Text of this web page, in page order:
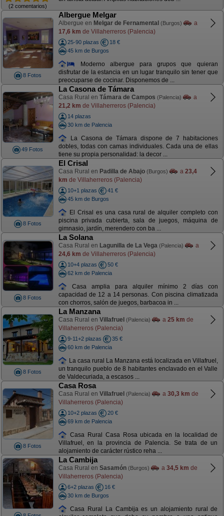
(2 comentarios)
8 Fotos
Albergue Melgar
Albergue en Melgar de Fernamental (Burgos)
a
17,6 km de Villaherreros (Palencia)
25-90 plazas
18 €
45 km de Burgos
Moderno albergue para grupos que quieran
disfrutar de la estancia en un lugar tranquilo sin tener que
preocuparse de cocinar. Disponemos de ...
49 Fotos
La Casona de Támara
Casa Rural en Támara de Campos (Palencia)
a
21,2 km de Villaherreros (Palencia)
14 plazas
30 km de Palencia
La Casona de Támara dispone de 7 habitaciones
dobles, todas con camas individuales. Cada una de ellas
tiene su propia personalidad: la decor ...
8 Fotos
El Crisal
Casa Rural en Padilla de Abajo (Burgos) a 23,4
km de Villaherreros (Palencia)
10+1 plazas
41 €
45 km de Burgos
El Crisal es una casa rural de alquiler completo con
piscina privada cubierta, sala de juegos, máquina de
gimnasio, jardín, merendero con ba ...
8 Fotos
La Solana
Casa Rural en Lagunilla de La Vega (Palencia)
a
24,6 km de Villaherreros (Palencia)
10+4 plazas
50 €
62 km de Palencia
Casa amplia para alquiler mínimo 2 días con
capacidad de 12 a 14 personas. Con piscina climatizada
con chorros, salón de juegos, barbacoa in ...
8 Fotos
La Manzana
Casa Rural en Villafruel (Palencia) a 25 km de
Villaherreros (Palencia)
9-11+2 plazas
35 €
60 km de Palencia
La casa rural La Manzana está localizada en Villafruel,
un tranquilo pueblo de 8 habitantes enclavado en el Valle
de Valdecuriada, a escasos ...
8 Fotos
Casa Rosa
Casa Rural en Villafruel (Palencia) a 30,3 km de
Villaherreros (Palencia)
10+2 plazas
20 €
69 km de Palencia
Casa Rural Casa Rosa ubicada en la localidad de
Villafruel, en la provincia de Palencia. Se trata de un
alojamiento de carácter rústico reha ...
La Cambija
Casa Rural en Sasamón (Burgos) a 34,5 km de
Villaherreros (Palencia)
6+2 plazas
16 €
30 km de Burgos
Casa Rural La Cambija es un alojamiento rural de